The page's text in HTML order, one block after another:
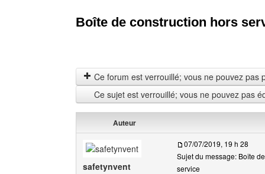
Boîte de construction hors
Ce forum est verrouillé; vous ne pouvez pas
Ce sujet est verrouillé; vous ne pouvez pas
Auteur
safetynvent
07/07/2019, 19 h 28
Sujet du message: Boîte
service